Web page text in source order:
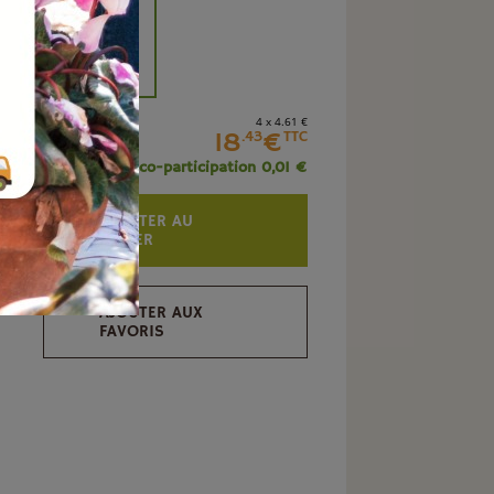
4 x 4.61 €
18.43€TTC
+ éco-participation 0,01 €
AJOUTER AU
PANIER
AJOUTER AUX
FAVORIS